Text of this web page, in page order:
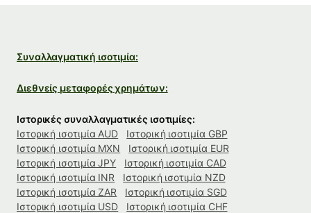
Συναλλαγματική ισοτιμία:
Διεθνείς μεταφορές χρημάτων:
Ιστορικές συναλλαγματικές ισοτιμίες:
Ιστορική ισοτιμία AUD
Ιστορική ισοτιμία GBP
Ιστορική ισοτιμία MXN
Ιστορική ισοτιμία EUR
Ιστορική ισοτιμία JPY
Ιστορική ισοτιμία CAD
Ιστορική ισοτιμία INR
Ιστορική ισοτιμία NZD
Ιστορική ισοτιμία ZAR
Ιστορική ισοτιμία SGD
Ιστορική ισοτιμία USD
Ιστορική ισοτιμία CHF